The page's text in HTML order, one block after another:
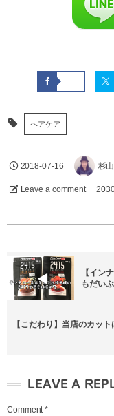
ヘアケア
2018-07-16 杉
Leave a comment
【イン
もだい
【こだわり】当店のカッ
LEAVE A
Comment *